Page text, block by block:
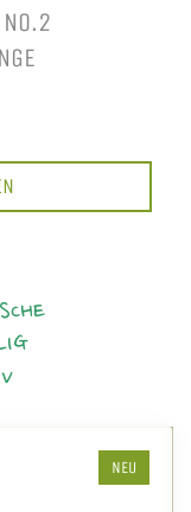
NEU